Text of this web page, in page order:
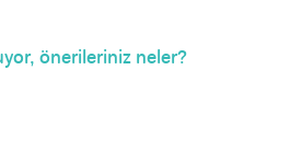
önerileriniz neler?